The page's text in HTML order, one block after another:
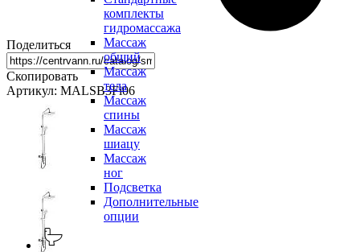
комплекты
гидромассажа
Массаж
общий
Массаж
тела
Массаж
спины
Массаж
шиацу
Массаж
ног
Подсветка
Дополнительные
опции
Поделиться
Скопировать
Артикул: MALSB3Fi06